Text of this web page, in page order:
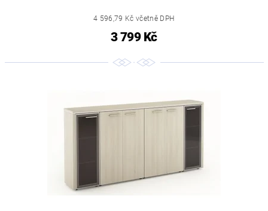
4 596,79 Kč včetně DPH
3 799 Kč